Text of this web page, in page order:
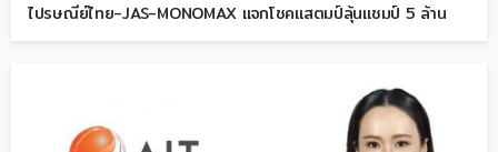
ไปรษณีย์ไทย-JAS-MONOMAX แจกโชคแสตมป์ลุ้นแชมป์ 5 ล้าน